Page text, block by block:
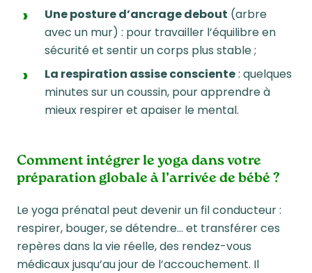
Une posture d’ancrage debout (arbre
avec un mur) : pour travailler l’équilibre en
sécurité et sentir un corps plus stable ;
La respiration assise consciente: quelques
minutes sur un coussin, pour apprendre à
mieux respirer et apaiser le mental.
Comment intégrer le yoga dans votre
préparation globale à l’arrivée de bébé ?
Le yoga prénatal peut devenir un fil conducteur :
respirer, bouger, se détendre… et transférer ces
repères dans la vie réelle, des rendez-vous
médicaux jusqu’au jour de l’accouchement. Il